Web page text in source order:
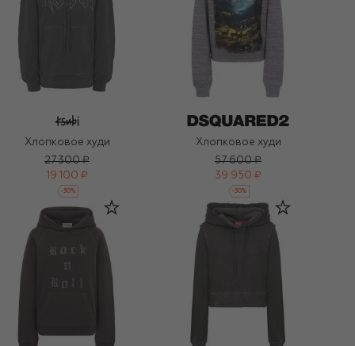
Хлопковое худи
27 300 ₽
19 100 ₽
-30%
Хлопковое худи
57 600 ₽
39 950 ₽
-30%